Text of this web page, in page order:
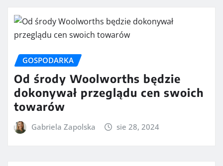
GOSPODARKA
Od środy Woolworths będzie
dokonywał przeglądu cen swoich
towarów
Gabriela Zapolska sie 28, 2024